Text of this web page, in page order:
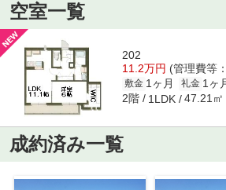
空室一覧
202
11.2万円 (管理費等
敷金 1ヶ月 礼金 1ヶ
2階 1LDK 47.21㎡
成約済み一覧